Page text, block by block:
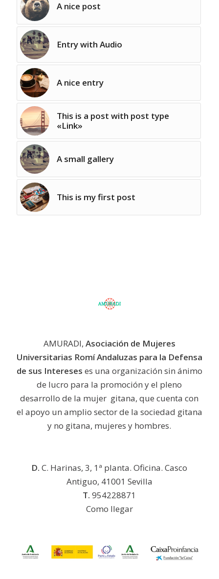
A nice post
Entry with Audio
A nice entry
This is a post with post type
«Link»
A small gallery
This is my first post
AMURADI, Asociación de Mujeres
Universitarias Romí Andaluzas para la Defensa
de sus Intereses es una organización sin ánimo
de lucro para la promoción y el pleno
desarrollo de la mujer gitana, que cuenta con
el apoyo un amplio sector de la sociedad gitana
y no gitana, mujeres y hombres.
D. C. Harinas, 3, 1ª planta. Oficina. Casco
Antiguo, 41001 Sevilla
T. 954228871
Como llegar